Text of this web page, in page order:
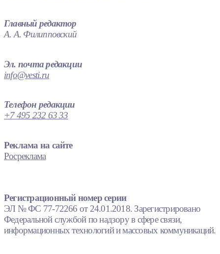
Главный редактор
А. А. Филипповский
Эл. почта редакции
info@vesti.ru
Телефон редакции
+7 495 232 63 33
Реклама на сайте
Росреклама
Регистрационный номер серии
ЭЛ № ФС 77-72266 от 24.01.2018. Зарегистрировано
Федеральной службой по надзору в сфере связи,
информационных технологий и массовых коммуникаций.